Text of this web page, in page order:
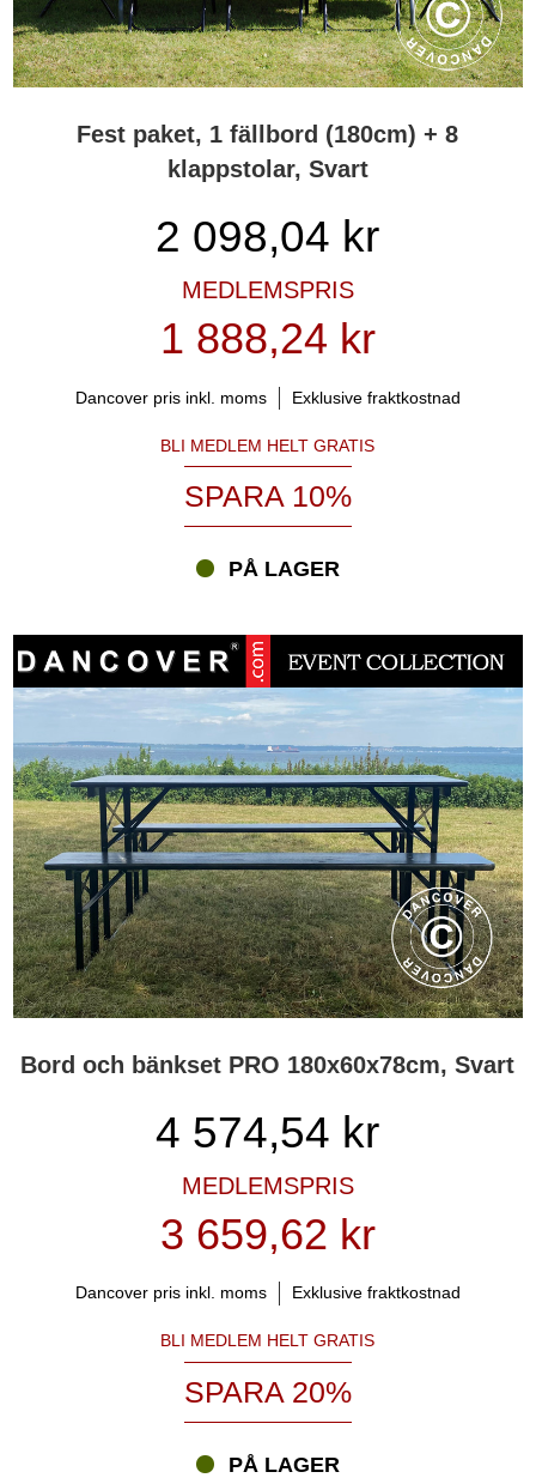
Fest paket, 1 fällbord (180cm) + 8
klappstolar, Svart
2 098,04 kr
MEDLEMSPRIS
1 888,24 kr
Dancover pris inkl. moms Exklusive fraktkostnad
BLI MEDLEM HELT GRATIS
SPARA 10%
PÅ LAGER
Bord och bänkset PRO 180x60x78cm, Svart
4 574,54 kr
MEDLEMSPRIS
3 659,62 kr
Dancover pris inkl. moms Exklusive fraktkostnad
BLI MEDLEM HELT GRATIS
SPARA 20%
PÅ LAGER